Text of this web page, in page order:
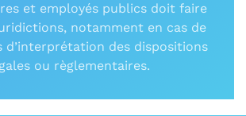
et employés publics doit faire
notamment en cas de
d’interprétation des dispositions
ou règlementaires.